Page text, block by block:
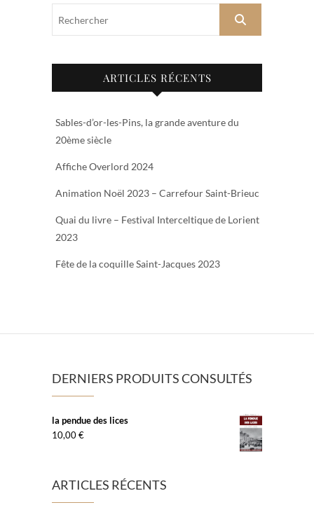
Rechercher
ARTICLES RÉCENTS
Sables-d’or-les-Pins, la grande aventure du
20ème siècle
Affiche Overlord 2024
Animation Noël 2023 – Carrefour Saint-Brieuc
Quai du livre – Festival Interceltique de Lorient
2023
Fête de la coquille Saint-Jacques 2023
DERNIERS PRODUITS CONSULTÉS
la pendue des lices
10,00€
ARTICLES RÉCENTS